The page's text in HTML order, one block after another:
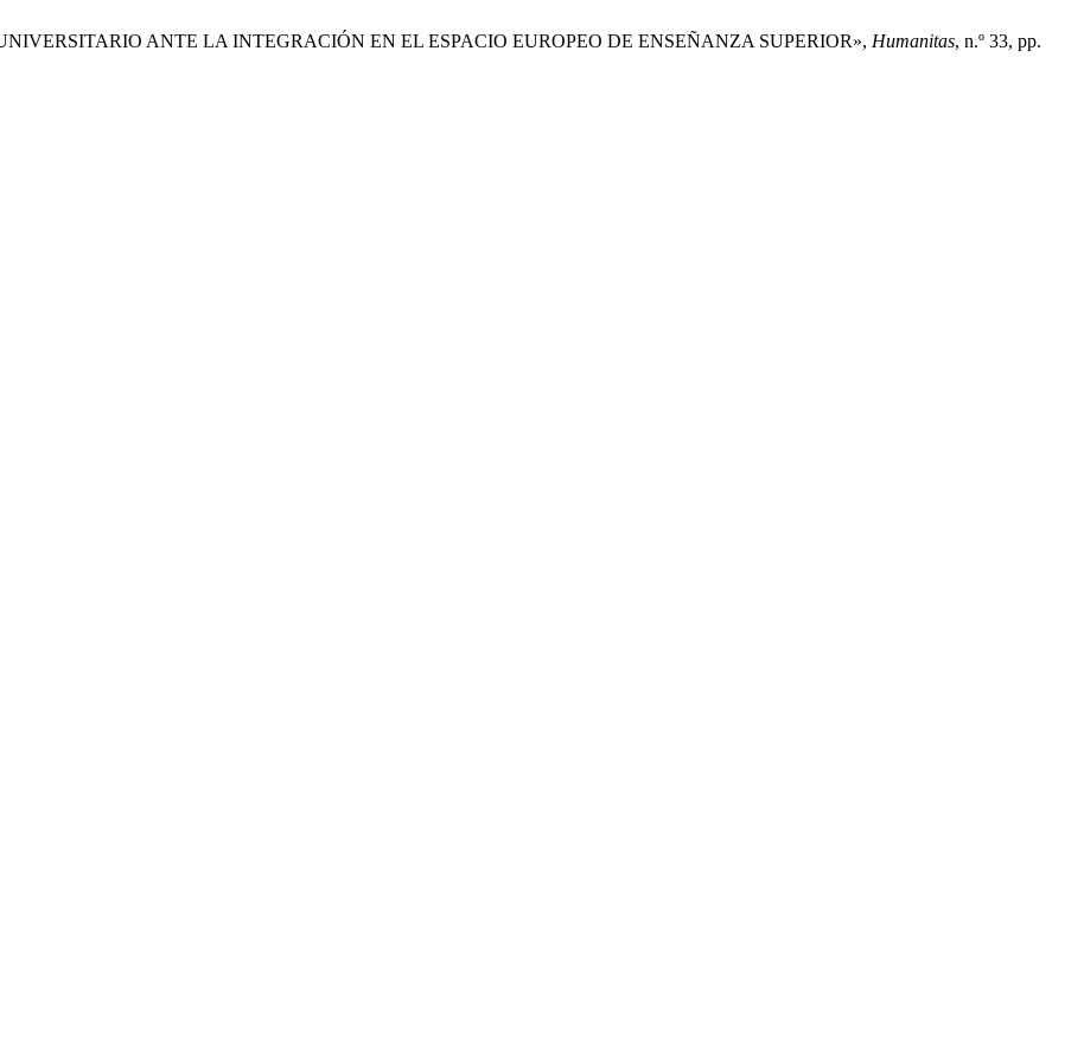
ANTE LA INTEGRACIÓN EN EL ESPACIO EUROPEO DE ENSEÑANZA SUPERIOR», Humanitas, n.º 33, pp.